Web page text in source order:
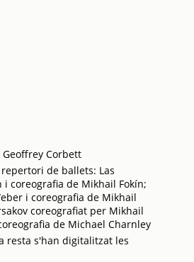
Corbett
de ballets: Las
coreografia de Mikhail Fokín;
i coreografia de Mikhail
coreografiat per Mikhail
de Michael Charnley
resta s'han digitalitzat les